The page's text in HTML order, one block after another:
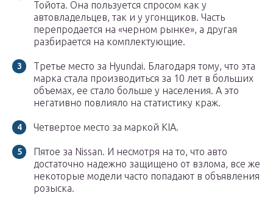
Тойота. Она пользуется спросом как у
автовладельцев, так и у угонщиков. Часть
перепродается на «черном рынке», а другая
разбирается на комплектующие.
Третье место за Hyundai. Благодаря тому, что эта
марка стала производиться за 10 лет в больших
объемах, ее стало больше у населения. А это
негативно повлияло на статистику краж.
Четвертое место за маркой KIA.
Пятое за Nissan. И несмотря на то, что авто
достаточно надежно защищено от взлома, все же
некоторые модели часто попадают в объявления
розыска.